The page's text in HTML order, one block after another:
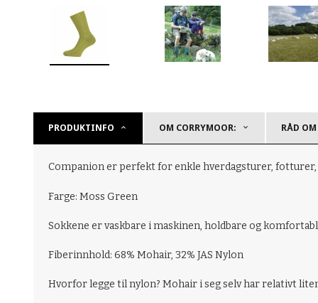
PRODUKTINFO OM CORRYMOOR: RÅD
Companion er perfekt for enkle hverdagsturer,
Farge: Moss Green
Sokkene er vaskbare i maskinen, holdbare og
Fiberinnhold: 68% Mohair, 32% JAS Nylon
Hvorfor legge til nylon? Mohair i seg selv har relativt